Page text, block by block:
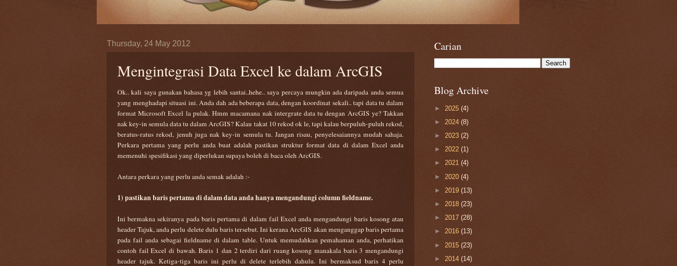
Thursday, 24 May 2012
Mengintegrasi Data Excel ke dalam ArcGIS
Ok.. kali saya gunakan bahasa yg lebih santai..hehe.. saya percaya mungkin ada daripada anda semua
yang menghadapi situasi ini. Anda dah ada beberapa data, dengan koordinat sekali.. tapi data tu dalam
format Microsoft Excel la pulak. Hmm macamana nak intergrate data tu dengan ArcGIS ye? Takkan
nak key-in semula data tu dalam ArcGIS? Kalau takat 10 rekod ok le, tapi kalau berpuluh-puluh rekod,
beratus-ratus rekod, jenuh juga nak key-in semula tu. Jangan risau, penyelesaiannya mudah sahaja.
Perkara pertama yang perlu anda buat adalah pastikan struktur format data di dalam Excel anda
memenuhi spesifikasi yang diperlukan supaya boleh di baca oleh ArcGIS.
Antara perkara yang perlu anda semak adalah :-
1) pastikan baris pertama di dalam data anda hanya mengandungi column fieldname.
Ini bermakna sekiranya pada baris pertama di dalam fail Excel anda mengandungi baris kosong atau
header Tajuk, anda perlu delete dulu baris tersebut. Ini kerana ArcGIS akan menganggap baris pertama
pada fail anda sebagai fieldname di dalam table. Untuk memudahkan pemahaman anda, perhatikan
contoh fail Excel di bawah. Baris 1 dan 2 terdiri dari ruang kosong manakala baris 3 mengandungi
header tajuk. Ketiga-tiga baris ini perlu di delete terlebih dahulu. Ini bermaksud baris 4 perlu
Carian
Blog Archive
► 2025 (4)
► 2024 (8)
► 2023 (2)
► 2022 (1)
► 2021 (4)
► 2020 (4)
► 2019 (13)
► 2018 (23)
► 2017 (28)
► 2016 (13)
► 2015 (23)
► 2014 (14)